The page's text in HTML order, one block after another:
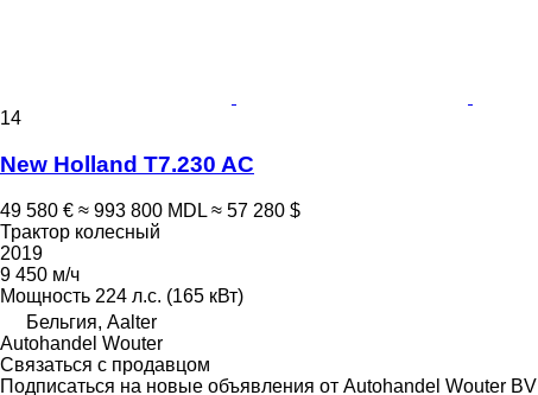
14
New Holland T7.230 AC
49 580 € ≈ 993 800 MDL ≈ 57 280 $
Трактор колесный
2019
9 450 м/ч
Мощность 224 л.с. (165 кВт)
Бельгия, Aalter
Autohandel Wouter
Связаться с продавцом
Подписаться на новые объявления от Autohandel Wouter BV